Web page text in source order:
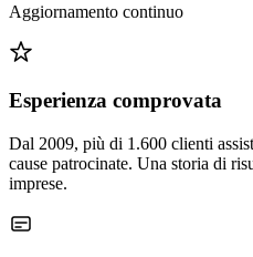
Aggiornamento continuo
Esperienza comprovata
Dal 2009, più di 1.600 clienti
cause patrocinate. Una storia di
imprese.